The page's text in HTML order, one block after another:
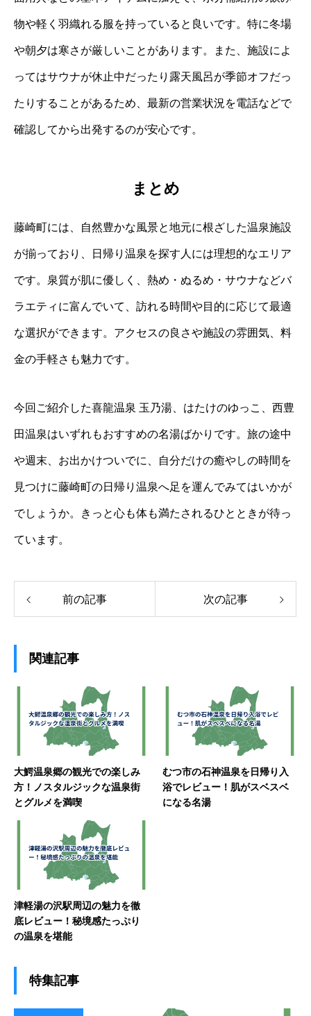
物や軽く羽織れる服を持っていると良いです。特に冬場
や朝夕は寒さが厳しいことがあります。また、施設によ
ってはサウナが休止中だったり露天風呂が季節オフだっ
たりすることがあるため、最新の営業状況を電話などで
確認してから出発するのが安心です。
まとめ
藤崎町には、自然豊かな風景と地元に根ざした温泉施設
が揃っており、日帰り温泉を探す人には理想的なエリア
です。泉質が肌に優しく、熱め・ぬるめ・サウナなどバ
ラエティに富んでいて、訪れる時間や目的に応じて最適
な選択ができます。アクセスの良さや施設の雰囲気、料
金の手軽さも魅力です。
今回ご紹介した喜龍温泉 玉乃湯、はたけのゆっこ、西豊
田温泉はいずれもおすすめの名湯ばかりです。旅の途中
や週末、お出かけついでに、自分だけの癒やしの時間を
見つけに藤崎町の日帰り温泉へ足を運んでみてはいかが
でしょうか。きっと心も体も満たされるひとときが待っ
ています。
前の記事 次の記事
関連記事
大鰐温泉郷の観光での楽しみ
方！ノスタルジックな温泉街
とグルメを満喫
むつ市の石神温泉を日帰り入
浴でレビュー！肌がスベスベ
になる名湯
津軽湯の沢駅周辺の魅力を徹
底レビュー！秘境感たっぷり
の温泉を堪能
特集記事